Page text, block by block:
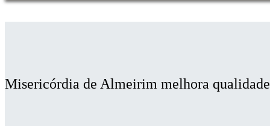
Misericórdia de Almeirim melhora